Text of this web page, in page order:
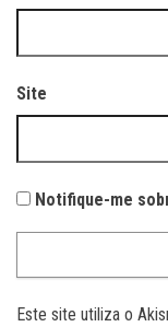
Site
Notifique-me
Este site utiliza o